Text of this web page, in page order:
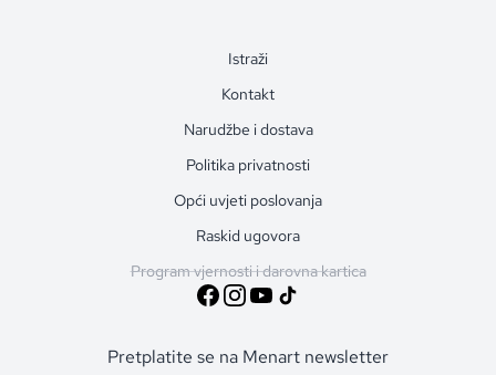
Istraži
Kontakt
Narudžbe i dostava
Politika privatnosti
Opći uvjeti poslovanja
Raskid ugovora
Program vjernosti i darovna kartica
Pretplatite se na Menart newsletter